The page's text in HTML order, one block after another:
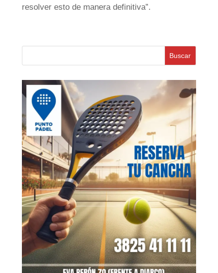
resolver esto de manera definitiva”.
Buscar